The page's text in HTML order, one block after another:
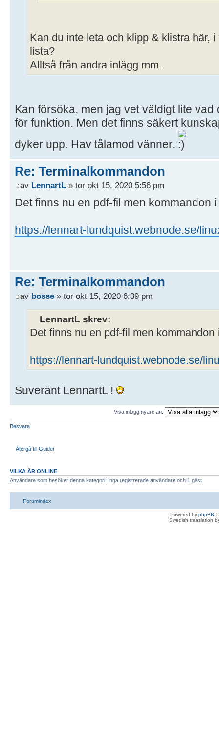
Kan du inte leta och klipp & klistra här,
lista?
Alltså från andra inlägg mm.
Kan försöka, men jag vet väldigt lite
för funktion. Men det finns säkert
dyker upp. Hav tålamod vänner.
Re: Terminalkommandon
av LennartL » tor okt 15, 2020 5:56 pm
Det finns nu en pdf-fil men kommandon
https://lennart-lundquist.webnode.se/
Re: Terminalkommandon
av bosse » tor okt 15, 2020 6:39 pm
LennartL skrev:
Det finns nu en pdf-fil men kommandon
https://lennart-lundquist.webnode.se/
Suveränt LennartL !
Visa inlägg nyare än:
Besvara
Återgå till Guider
VILKA ÄR ONLINE
Användare som besöker denna kategori: Inga registrerade användare och 1 gäst
Forumindex
Powered by phpBB
Swedish translation